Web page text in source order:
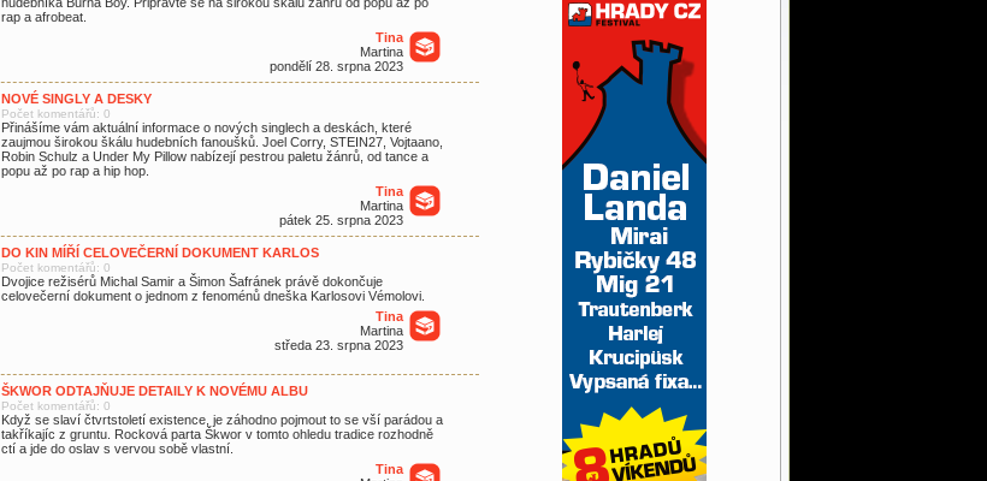
rap a afrobeat.
Tina
Martina
pondělí 28. srpna 2023
NOVÉ SINGLY A DESKY
Počet komentářů: 0
Přinášíme vám aktuální informace o nových singlech a deskách, které
zaujmou širokou škálu hudebních fanoušků. Joel Corry, STEIN27, Vojtaano,
Robin Schulz a Under My Pillow nabízejí pestrou paletu žánrů, od tance a
popu až po rap a hip hop.
Tina
Martina
pátek 25. srpna 2023
DO KIN MÍŘÍ CELOVEČERNÍ DOKUMENT KARLOS
Počet komentářů: 0
Dvojice režisérů Michal Samir a Šimon Šafránek právě dokončuje
celovečerní dokument o jednom z fenoménů dneška Karlosovi Vémolovi.
Tina
Martina
středa 23. srpna 2023
ŠKWOR ODTAJŇUJE DETAILY K NOVÉMU ALBU
Počet komentářů: 0
Když se slaví čtvrtstoletí existence, je záhodno pojmout to se vší parádou a
takříkajíc z gruntu. Rocková parta Škwor v tomto ohledu tradice rozhodně
ctí a jde do oslav s vervou sobě vlastní.
Tina